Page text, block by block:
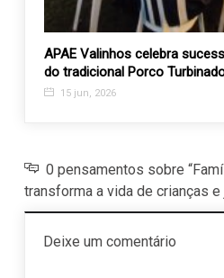
APAE Valinhos celebra
do tradicional Porco
15 jun, 2026
0 pensamentos sobre
transforma a vida de crianças e
Deixe um comentário